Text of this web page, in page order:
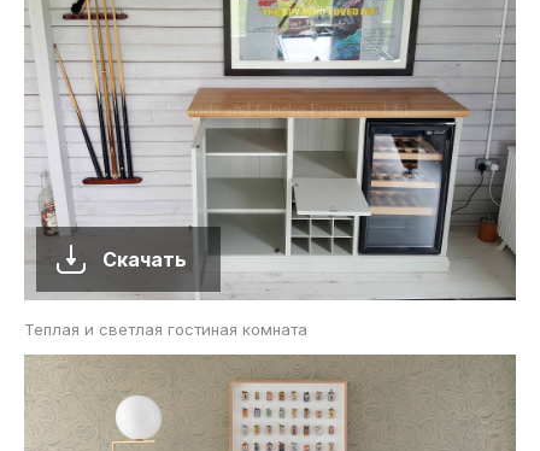
Скачать
Теплая и светлая гостиная комната